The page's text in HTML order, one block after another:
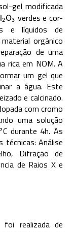
gel modificada
2O3
3
verdes e cor-
e líquidos de
orgânico
de uma
rica em NOM. A
um gel que
a água. Este
e calcinado.
com cromo
uma solução
durante 4h. As
Análise
Difração de
de Raios X e
foi realizada de